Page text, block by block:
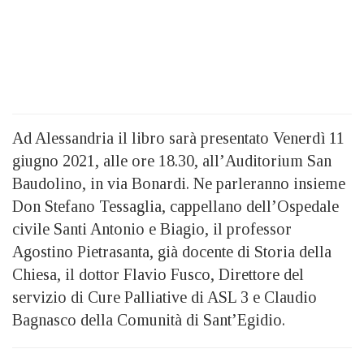
Ad Alessandria il libro sarà presentato Venerdì 11
giugno 2021, alle ore 18.30, all’Auditorium San
Baudolino, in via Bonardi. Ne parleranno insieme
Don Stefano Tessaglia, cappellano dell’Ospedale
civile Santi Antonio e Biagio, il professor
Agostino Pietrasanta, già docente di Storia della
Chiesa, il dottor Flavio Fusco, Direttore del
servizio di Cure Palliative di ASL 3 e Claudio
Bagnasco della Comunità di Sant’Egidio.